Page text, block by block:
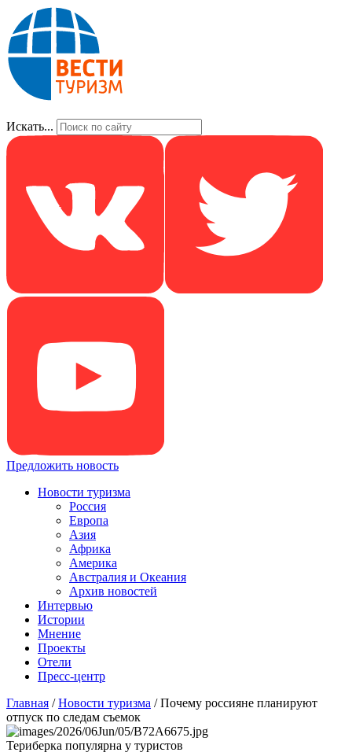
Искать...
Предложить новость
Новости туризма
Россия
Европа
Азия
Африка
Америка
Австралия и Океания
Архив новостей
Интервью
Истории
Мнение
Проекты
Отели
Пресс-центр
Главная /Новости туризма /Почему россияне планируют
отпуск по следам съемок
Териберка популярна у туристов